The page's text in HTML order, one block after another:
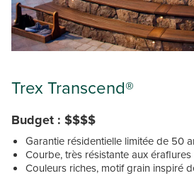
Trex Transcend®
Budget : $$$$
Garantie résidentielle limitée de 50
Courbe, très résistante aux
Couleurs riches, motif grain inspiré